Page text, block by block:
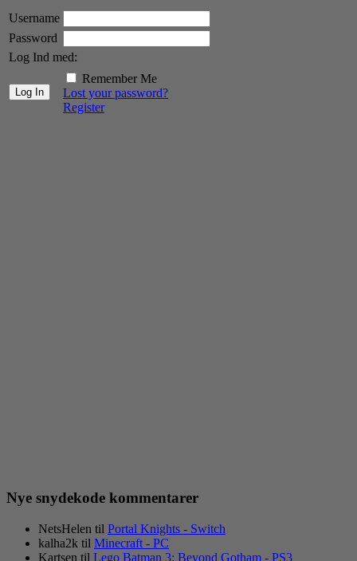
Username
Password
Log Ind med:
Remember Me
Lost your password?
Register
Nye snydekode kommentarer
NetsHelen til Portal Knights - Switch
kalha2k til Minecraft - PC
Kartsen til Lego Batman 3: Beyond Gotham - PS3